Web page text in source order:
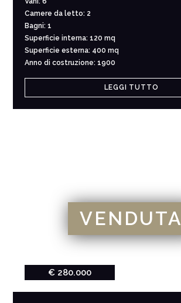
Camere da letto: 2
Bagni: 1
Superficie interna: 120 mq
Superficie esterna: 400 mq
Anno di costruzione: 1900
LEGGI TUTTO
€ 280.000
VENDUTA